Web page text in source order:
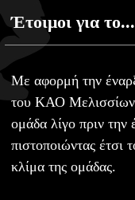
Έτοιμοι για
Με αφορμή την
του ΚΑΟ Μελισσίων
ομάδα λίγο πριν
πιστοποιώντας έτσι
κλίμα της ομάδας.